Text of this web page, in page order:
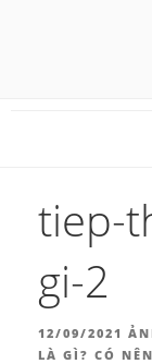
tiep-
gi-2
ĐĂNG
TRONG
12/09/2021
LÀ GÌ? CÓ